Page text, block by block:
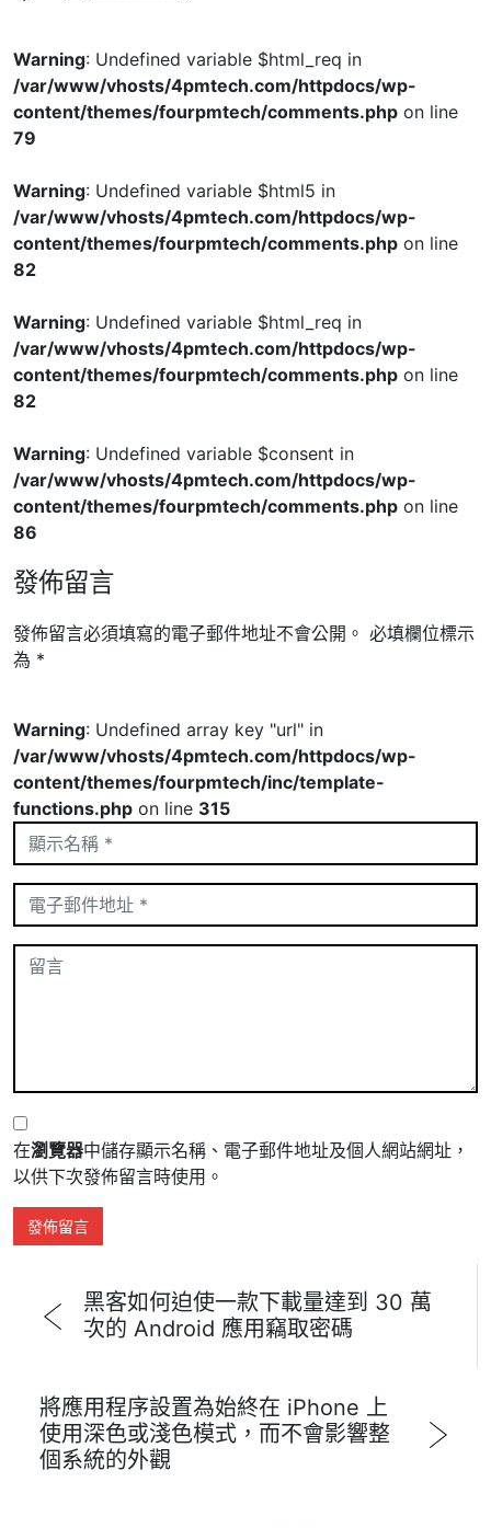
Warning: Undefined variable $html_req in
/var/www/vhosts/4pmtech.com/httpdocs/wp-
content/themes/fourpmtech/comments.php on line
79
Warning: Undefined variable $html5 in
/var/www/vhosts/4pmtech.com/httpdocs/wp-
content/themes/fourpmtech/comments.php on line
82
Warning: Undefined variable $html_req in
/var/www/vhosts/4pmtech.com/httpdocs/wp-
content/themes/fourpmtech/comments.php on line
82
Warning: Undefined variable $consent in
/var/www/vhosts/4pmtech.com/httpdocs/wp-
content/themes/fourpmtech/comments.php on line
86
發佈留言
發佈留言必須填寫的電子郵件地址不會公開。 必填欄位標示
為 *
Warning: Undefined array key "url" in
/var/www/vhosts/4pmtech.com/httpdocs/wp-
content/themes/fourpmtech/inc/template-
functions.php on line 315
在瀏覽器中儲存顯示名稱、電子郵件地址及個人網站網址，
以供下次發佈留言時使用。
黑客如何迫使一款下載量達到 30 萬
次的 Android 應用竊取密碼
將應用程序設置為始終在 iPhone 上
使用深色或淺色模式，而不會影響整
個系統的外觀